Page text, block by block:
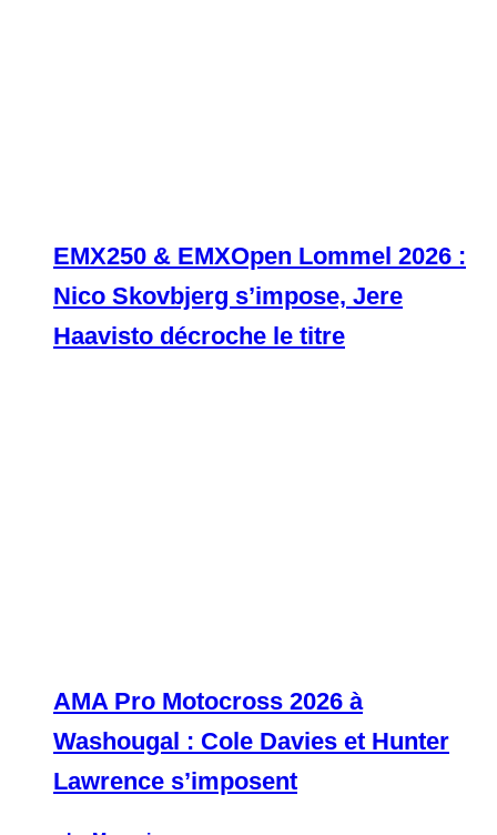
EMX250 & EMXOpen Lommel 2026 :
Nico Skovbjerg s’impose, Jere
Haavisto décroche le titre
AMA Pro Motocross 2026 à
Washougal : Cole Davies et Hunter
Lawrence s’imposent